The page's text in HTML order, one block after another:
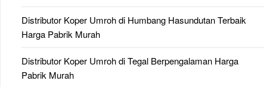
Distributor Koper Umroh di Humbang Hasundutan Terbaik
Harga Pabrik Murah
Distributor Koper Umroh di Tegal Berpengalaman Harga
Pabrik Murah